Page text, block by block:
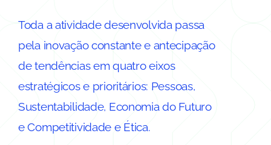
Toda a atividade desenvolvida passa
pela inovação constante e antecipação
de tendências em quatro eixos
estratégicos e prioritários: Pessoas,
Sustentabilidade, Economia do Futuro
e Competitividade e Ética.